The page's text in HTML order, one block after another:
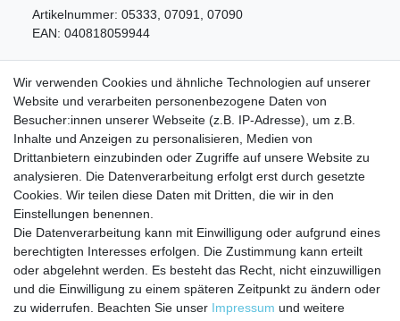
Artikelnummer: 05333, 07091, 07090
EAN: 040818059944
Wir verwenden Cookies und ähnliche Technologien auf unserer
Website und verarbeiten personenbezogene Daten von
Besucher:innen unserer Webseite (z.B. IP-Adresse), um z.B.
Inhalte und Anzeigen zu personalisieren, Medien von
Drittanbietern einzubinden oder Zugriffe auf unsere Website zu
analysieren. Die Datenverarbeitung erfolgt erst durch gesetzte
Cookies. Wir teilen diese Daten mit Dritten, die wir in den
Einstellungen benennen.
Die Datenverarbeitung kann mit Einwilligung oder aufgrund eines
berechtigten Interesses erfolgen. Die Zustimmung kann erteilt
oder abgelehnt werden. Es besteht das Recht, nicht einzuwilligen
und die Einwilligung zu einem späteren Zeitpunkt zu ändern oder
zu widerrufen. Beachten Sie unser Impressum und weitere
Service
Zahlungarten
Versandkosten
Batterierücknahmeverordnung
Kostenloser Newsletter
E-MAIL **
Newsletter
Honig
Daten­schutz­erklärung